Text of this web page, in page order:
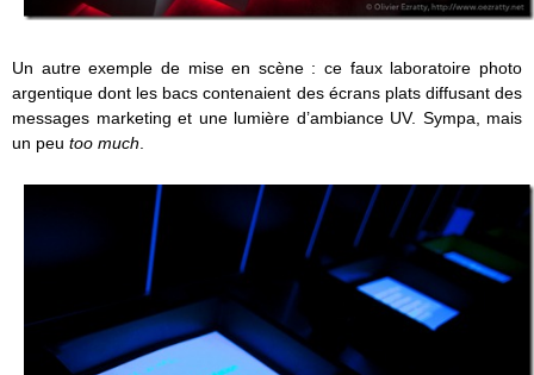
Un autre exemple de mise en scène : ce faux laboratoire photo
argentique dont les bacs contenaient des écrans plats diffusant des
messages marketing et une lumière d’ambiance UV. Sympa, mais
un peu too much